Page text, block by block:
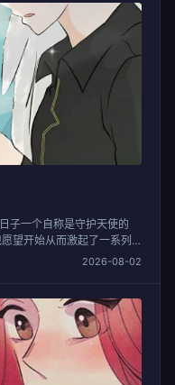
子一个自称是守护天使的
望开始从而激起了一系列
2026-08-02